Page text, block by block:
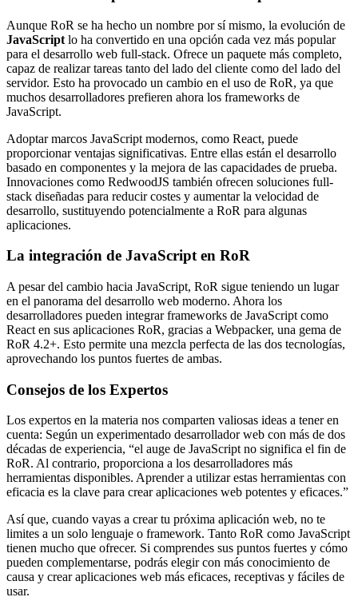
Aunque RoR se ha hecho un nombre por sí mismo, la evolución de
JavaScript lo ha convertido en una opción cada vez más popular
para el desarrollo web full-stack. Ofrece un paquete más completo,
capaz de realizar tareas tanto del lado del cliente como del lado del
servidor. Esto ha provocado un cambio en el uso de RoR, ya que
muchos desarrolladores prefieren ahora los frameworks de
JavaScript.
Adoptar marcos JavaScript modernos, como React, puede
proporcionar ventajas significativas. Entre ellas están el desarrollo
basado en componentes y la mejora de las capacidades de prueba.
Innovaciones como RedwoodJS también ofrecen soluciones full-
stack diseñadas para reducir costes y aumentar la velocidad de
desarrollo, sustituyendo potencialmente a RoR para algunas
aplicaciones.
La integración de JavaScript en RoR
A pesar del cambio hacia JavaScript, RoR sigue teniendo un lugar
en el panorama del desarrollo web moderno. Ahora los
desarrolladores pueden integrar frameworks de JavaScript como
React en sus aplicaciones RoR, gracias a Webpacker, una gema de
RoR 4.2+. Esto permite una mezcla perfecta de las dos tecnologías,
aprovechando los puntos fuertes de ambas.
Consejos de los Expertos
Los expertos en la materia nos comparten valiosas ideas a tener en
cuenta: Según un experimentado desarrollador web con más de dos
décadas de experiencia, “el auge de JavaScript no significa el fin de
RoR. Al contrario, proporciona a los desarrolladores más
herramientas disponibles. Aprender a utilizar estas herramientas con
eficacia es la clave para crear aplicaciones web potentes y eficaces.”
Así que, cuando vayas a crear tu próxima aplicación web, no te
limites a un solo lenguaje o framework. Tanto RoR como JavaScript
tienen mucho que ofrecer. Si comprendes sus puntos fuertes y cómo
pueden complementarse, podrás elegir con más conocimiento de
causa y crear aplicaciones web más eficaces, receptivas y fáciles de
usar.